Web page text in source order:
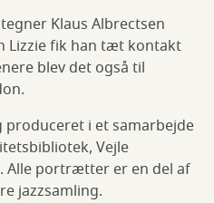
Klaus Albrectsen
Lizzie fik han tæt kontakt
blev det også til
i et samarbejde
Vejle
Alle portrætter er en del af
jazzsamling.